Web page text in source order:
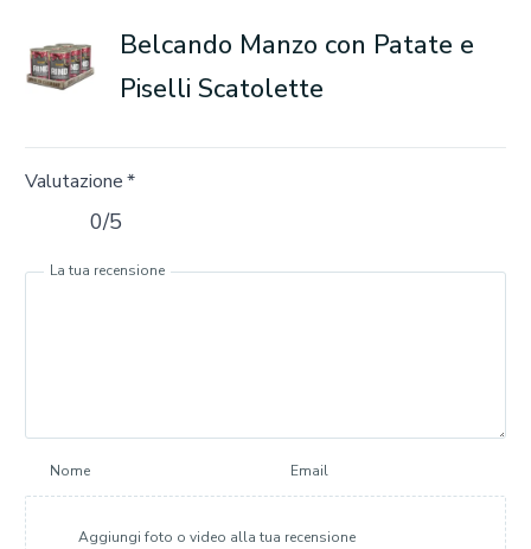
Belcando Manzo con Patate e
Piselli Scatolette
Valutazione*
0/5
La tua recensione
Nome Email
Aggiungi foto o video alla tua recensione